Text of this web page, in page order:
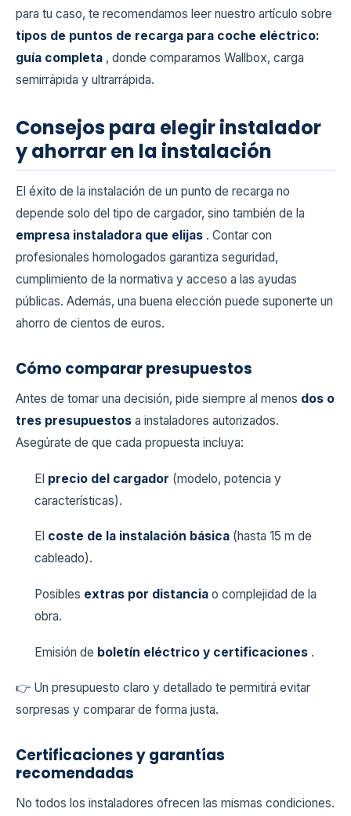
para tu caso, te recomendamos leer nuestro artículo sobre
tipos de puntos de recarga para coche eléctrico:
guía completa , donde comparamos Wallbox, carga
semirrápida y ultrarrápida.
Consejos para elegir instalador
y ahorrar en la instalación
El éxito de la instalación de un punto de recarga no
depende solo del tipo de cargador, sino también de la
empresa instaladora que elijas . Contar con
profesionales homologados garantiza seguridad,
cumplimiento de la normativa y acceso a las ayudas
públicas. Además, una buena elección puede suponerte un
ahorro de cientos de euros.
Cómo comparar presupuestos
Antes de tomar una decisión, pide siempre al menos dos o
tres presupuestos a instaladores autorizados.
Asegúrate de que cada propuesta incluya:
El precio del cargador (modelo, potencia y
características).
El coste de la instalación básica (hasta 15 m de
cableado).
Posibles extras por distancia o complejidad de la
obra.
Emisión de boletín eléctrico y certificaciones .
👉 Un presupuesto claro y detallado te permitirá evitar
sorpresas y comparar de forma justa.
Certificaciones y garantías
recomendadas
No todos los instaladores ofrecen las mismas condiciones.